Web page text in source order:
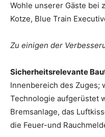
Wohle unserer Gäste bei
Kotze, Blue Train
Zu einigen der
Sicherheitsrelevante
Innenbereich des Zuges;
Technologie aufgerüstet
Bremsanlage, das
die Feuer-und